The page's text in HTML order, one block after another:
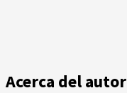
Acerca del autor